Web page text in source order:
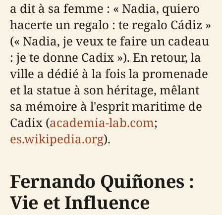
a dit à sa femme : « Nadia, quiero
hacerte un regalo : te regalo Cádiz »
(« Nadia, je veux te faire un cadeau
: je te donne Cadix »). En retour, la
ville a dédié à la fois la promenade
et la statue à son héritage, mêlant
sa mémoire à l'esprit maritime de
Cadix (academia-lab.com;
es.wikipedia.org).
Fernando Quiñones :
Vie et Influence